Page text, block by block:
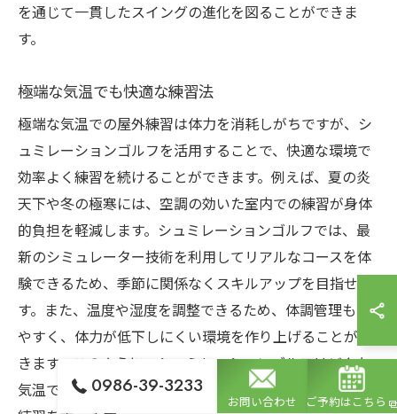
を通じて一貫したスイングの進化を図ることができま
す。
極端な気温でも快適な練習法
極端な気温での屋外練習は体力を消耗しがちですが、シ
ュミレーションゴルフを活用することで、快適な環境で
効率よく練習を続けることができます。例えば、夏の炎
天下や冬の極寒には、空調の効いた室内での練習が身体
的負担を軽減します。シュミレーションゴルフでは、最
新のシミュレーター技術を利用してリアルなコースを体
験できるため、季節に関係なくスキルアップを目指せま
す。また、温度や湿度を調整できるため、体調管理もし
やすく、体力が低下しにくい環境を作り上げることがで
きます。このように、シュミレーションゴルフはどんな
気温でもプレイヤーに最適な練習環境を提供し、日々の
0986-39-3233
お問い合わせ ご予約はこちら